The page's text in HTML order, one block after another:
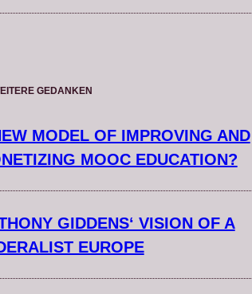
GEDANKEN
MODEL OF IMPROVING AND
MOOC EDUCATION?
GIDDENS‘ VISION OF A
EUROPE